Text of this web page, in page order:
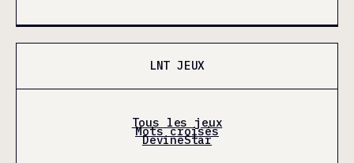
LNT JEUX
Tous les jeux
Mots croisés
DevineStar